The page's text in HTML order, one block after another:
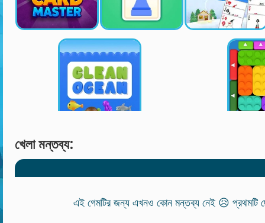
খেলা মন্তব্য:
এই গেমটির জন্য এখনও কোন মন্তব্য নেই 😥 প্রথমটি